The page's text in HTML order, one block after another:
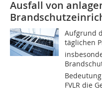
Ausfall von
Aufgrund
täglichen
FVLR die